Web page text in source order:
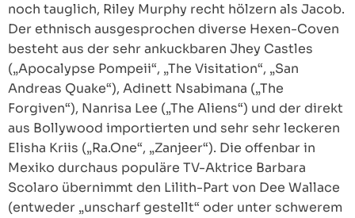
noch tauglich, Riley Murphy recht hölzern als Jacob.
Der ethnisch ausgesprochen diverse Hexen-Coven
besteht aus der sehr ankuckbaren Jhey Castles
(„Apocalypse Pompeii“, „The Visitation“, „San
Andreas Quake“), Adinett Nsabimana („The
Forgiven“), Nanrisa Lee („The Aliens“) und der direkt
aus Bollywood importierten und sehr sehr leckeren
Elisha Kriis („Ra.One“, „Zanjeer“). Die offenbar in
Mexiko durchaus populäre TV-Aktrice Barbara
Scolaro übernimmt den Lilith-Part von Dee Wallace
(entweder „unscharf gestellt“ oder unter schwerem